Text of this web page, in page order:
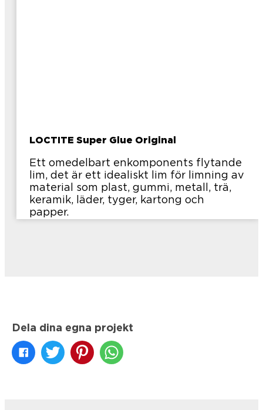
LOCTITE Super Glue Original
Ett omedelbart enkomponents flytande
lim, det är ett idealiskt lim för limning av
material som plast, gummi, metall, trä,
keramik, läder, tyger, kartong och
papper.
Dela dina egna projekt